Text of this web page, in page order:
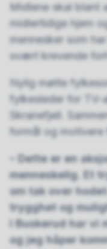
Midlene skal blant
midlertidige hjem
mennesker som
svært krevende
Nylig møtte
fylkesleder for TV-
Skranefjell.
formål og
– Dette er en
menneskelig. Et
om tak over
trygghet og
I Buskerud har
og jeg håper